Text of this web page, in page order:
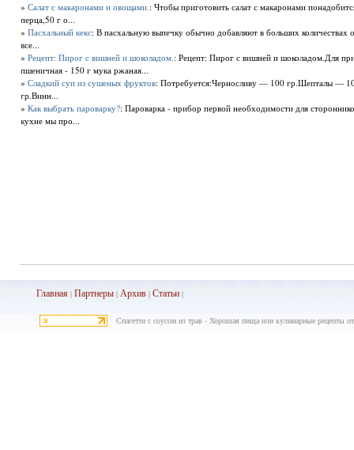
»Салат с макаронами и овощами.: Чтобы приготовить салат с макаронами
перца,50 г о...
»Пасхальный кекс: В пасхальную выпечку обычно добавляют в больших
все...
»Рецепт: Пирог с вишней и шоколадом.: Рецепт: Пирог с вишней и шоколадом.Для
пшеничная - 150 г мука ржаная...
»Сладкий суп из сушеных фруктов: Потребуется:Черносливу — 100 гр.Шепталы —
гр.Винн...
»Как выбрать пароварку?: Пароварка - прибор первой необходимости для
кухне мы про...
Главная |Партнеры |Архив |Статьи |
Спагетти с соусом из трав - Хорошая пища или кулинарные рецепты